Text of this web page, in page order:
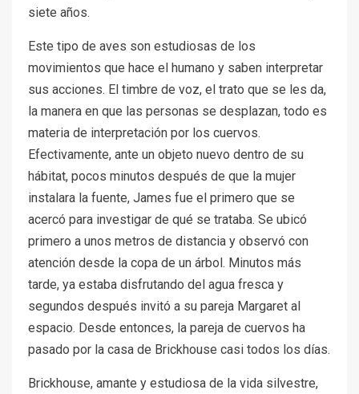
siete años.
Este tipo de aves son estudiosas de los
movimientos que hace el humano y saben interpretar
sus acciones. El timbre de voz, el trato que se les da,
la manera en que las personas se desplazan, todo es
materia de interpretación por los cuervos.
Efectivamente, ante un objeto nuevo dentro de su
hábitat, pocos minutos después de que la mujer
instalara la fuente, James fue el primero que se
acercó para investigar de qué se trataba. Se ubicó
primero a unos metros de distancia y observó con
atención desde la copa de un árbol. Minutos más
tarde, ya estaba disfrutando del agua fresca y
segundos después invitó a su pareja Margaret al
espacio. Desde entonces, la pareja de cuervos ha
pasado por la casa de Brickhouse casi todos los días.
Brickhouse, amante y estudiosa de la vida silvestre,